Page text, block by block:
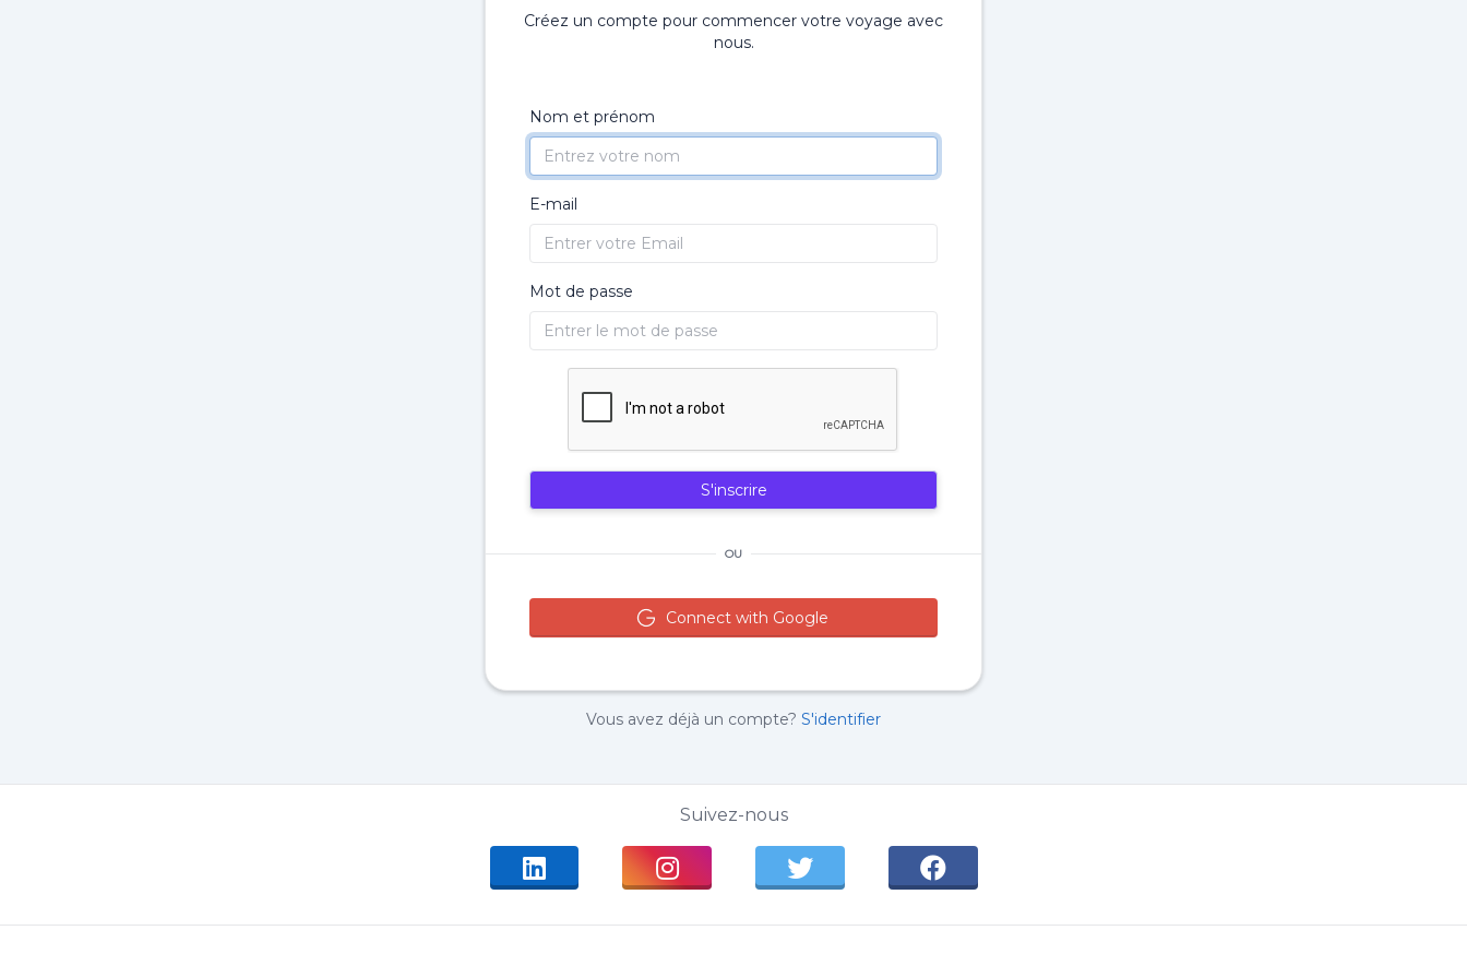
Créez un compte pour commencer votre voyage avec
nous.
Nom et prénom
E-mail
Mot de passe
S'inscrire
OU
Connect with Google
Vous avez déjà un compte? S'identifier
Suivez-nous